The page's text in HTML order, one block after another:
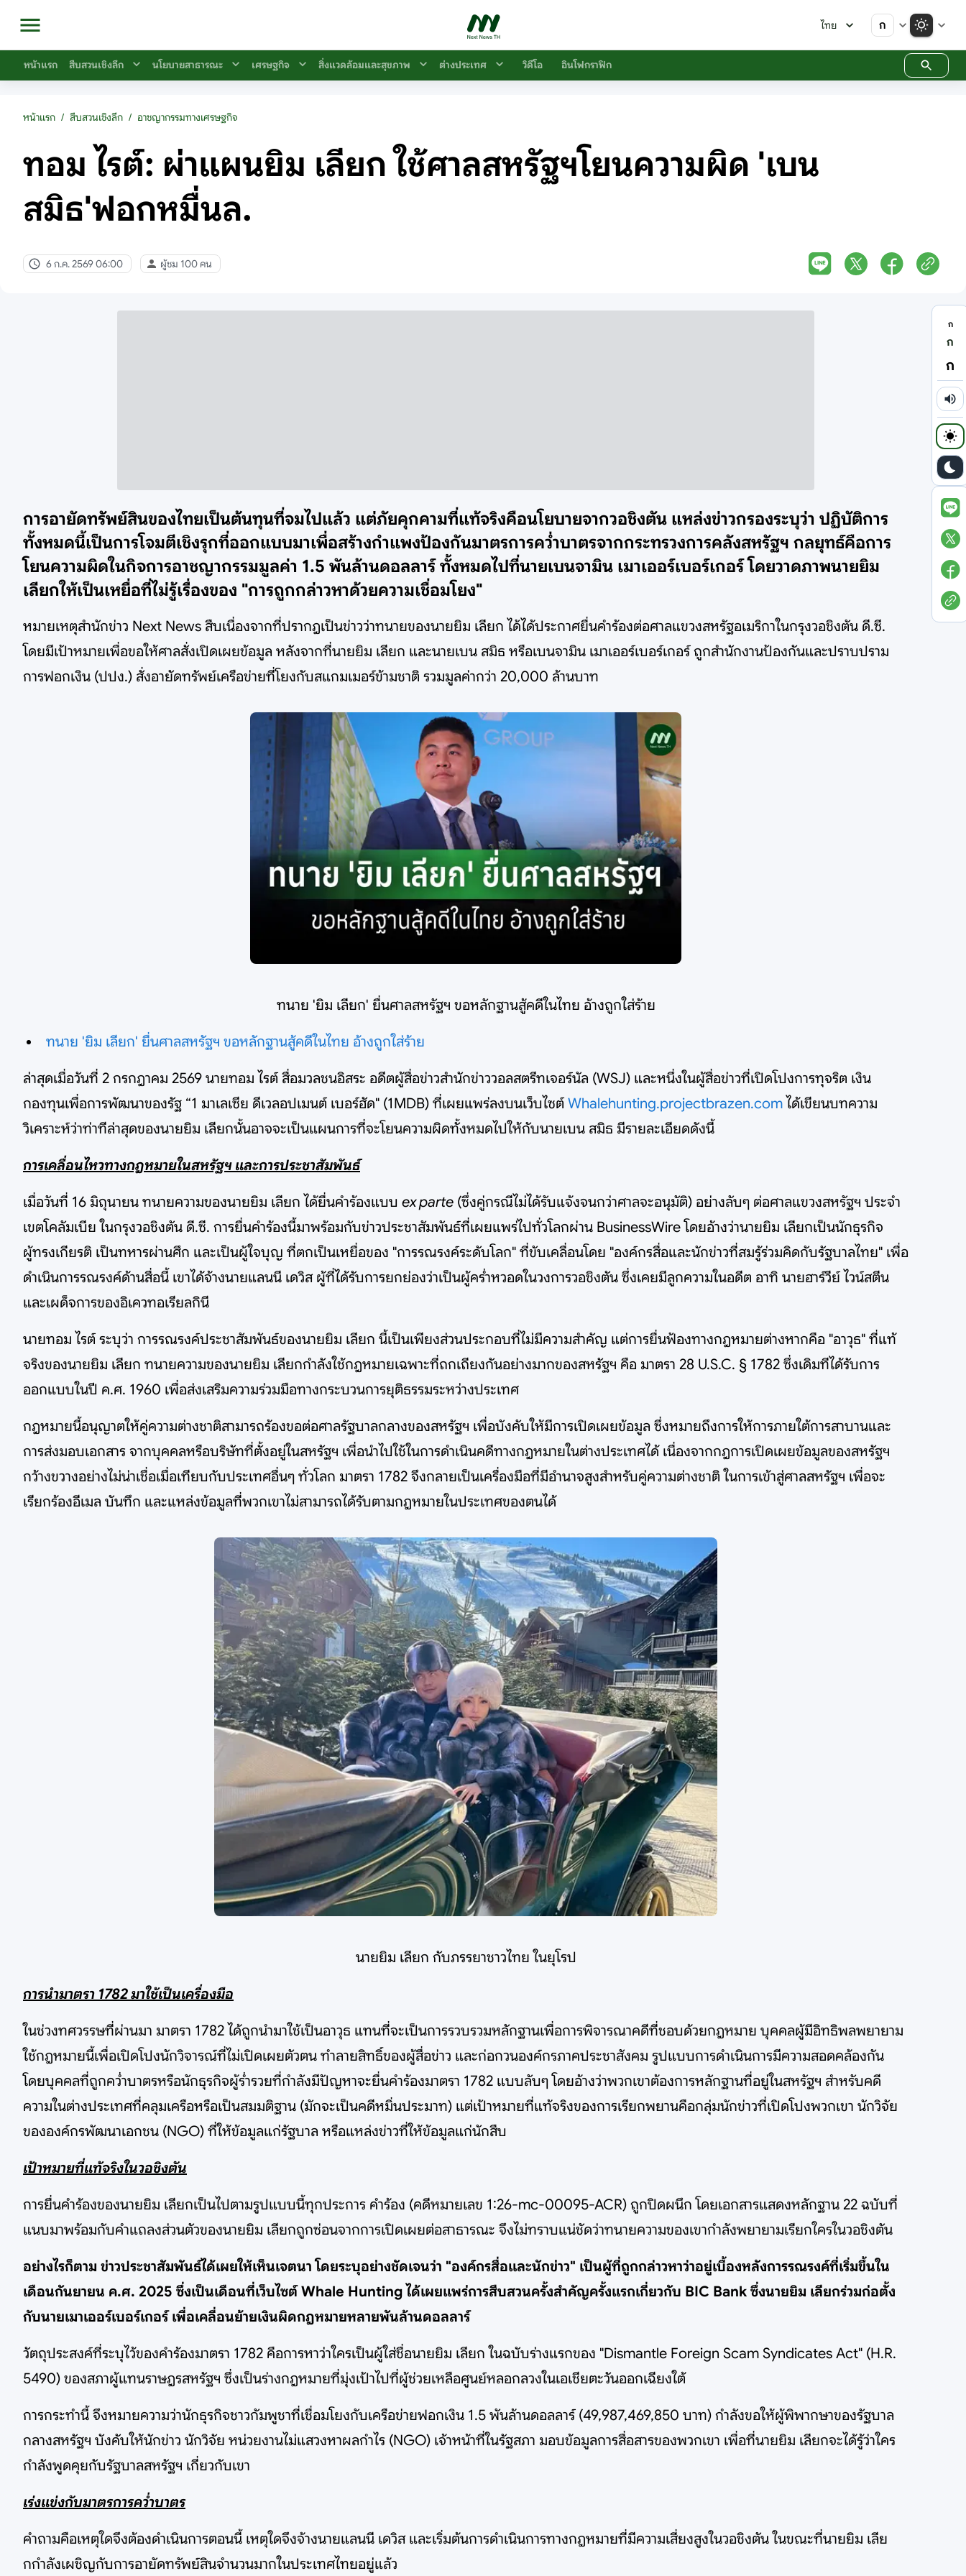
ไทย ก
หน้าแรก สืบสวนเชิงลึก นโยบายสาธารณะ เศรษฐกิจ สิ่งแวดล้อมและสุขภาพ ต่างประเทศ วิดีโอ อินโฟกราฟิก
หน้าแรก / สืบสวนเชิงลึก / อาชญากรรมทางเศรษฐกิจ
ทอม ไรต์: ผ่าแผนยิม เลียก ใช้ศาลสหรัฐฯโยนความผิด 'เบน
สมิธ'ฟอกหมื่นล.
6 ก.ค. 2569 06:00 ผู้ชม 100 คน
การอายัดทรัพย์สินของไทยเป็นต้นทุนที่จมไปแล้ว แต่ภัยคุกคามที่แท้จริงคือนโยบายจากวอชิงตัน แหล่งข่าวกรองระบุว่า ปฏิบัติการ
ทั้งหมดนี้เป็นการโจมตีเชิงรุกที่ออกแบบมาเพื่อสร้างกำแพงป้องกันมาตรการคว่ำบาตรจากกระทรวงการคลังสหรัฐฯ กลยุทธ์คือการ
โยนความผิดในกิจการอาชญากรรมมูลค่า 1.5 พันล้านดอลลาร์ ทั้งหมดไปที่นายเบนจามิน เมาเออร์เบอร์เกอร์ โดยวาดภาพนายยิม
เลียกให้เป็นเหยื่อที่ไม่รู้เรื่องของ "การถูกกล่าวหาด้วยความเชื่อมโยง"
หมายเหตุสำนักข่าว Next News สืบเนื่องจากที่ปรากฎเป็นข่าวว่าทนายของนายยิม เลียก ได้ได้ประกาศยื่นคำร้องต่อศาลแขวงสหรัฐอเมริกาในกรุงวอชิงตัน ดี.ซี.
โดยมีเป้าหมายเพื่อขอให้ศาลสั่งเปิดเผยข้อมูล หลังจากที่นายยิม เลียก และนายเบน สมิธ หรือเบนจามิน เมาเออร์เบอร์เกอร์ ถูกสำนักงานป้องกันและปราบปราม
การฟอกเงิน (ปปง.) สั่งอายัดทรัพย์เครือข่ายที่โยงกับสแกมเมอร์ข้ามชาติ รวมมูลค่ากว่า 20,000 ล้านบาท
ทนาย 'ยิม เลียก' ยื่นศาลสหรัฐฯ ขอหลักฐานสู้คดีในไทย อ้างถูกใส่ร้าย
ทนาย 'ยิม เลียก' ยื่นศาลสหรัฐฯ ขอหลักฐานสู้คดีในไทย อ้างถูกใส่ร้าย
ล่าสุดเมื่อวันที่ 2 กรกฎาคม 2569 นายทอม ไรต์ สื่อมวลชนอิสระ อดีตผู้สื่อข่าวสำนักข่าววอลสตรีทเจอร์นัล (WSJ) และหนึ่งในผู้สื่อข่าวที่เปิดโปงการทุจริต เงิน
กองทุนเพื่อการพัฒนาของรัฐ “1 มาเลเซีย ดีเวลอปเมนต์ เบอร์ฮัด" (1MDB) ที่เผยแพร่ลงบนเว็บไซต์ Whalehunting.projectbrazen.com ได้เขียนบทความ
วิเคราะห์ว่าท่าทีล่าสุดของนายยิม เลียกนั้นอาจจะเป็นแผนการที่จะโยนความผิดทั้งหมดไปให้กับนายเบน สมิธ มีรายละเอียดดังนี้
การเคลื่อนไหวทางกฎหมายในสหรัฐฯ และการประชาสัมพันธ์
เมื่อวันที่ 16 มิถุนายน ทนายความของนายยิม เลียก ได้ยื่นคำร้องแบบ ex parte (ซึ่งคู่กรณีไม่ได้รับแจ้งจนกว่าศาลจะอนุมัติ) อย่างลับๆ ต่อศาลแขวงสหรัฐฯ ประจำ
เขตโคลัมเบีย ในกรุงวอชิงตัน ดี.ซี. การยื่นคำร้องนี้มาพร้อมกับข่าวประชาสัมพันธ์ที่เผยแพร่ไปทั่วโลกผ่าน BusinessWire โดยอ้างว่านายยิม เลียกเป็นนักธุรกิจ
ผู้ทรงเกียรติ เป็นทหารผ่านศึก และเป็นผู้ใจบุญ ที่ตกเป็นเหยื่อของ "การรณรงค์ระดับโลก" ที่ขับเคลื่อนโดย "องค์กรสื่อและนักข่าวที่สมรู้ร่วมคิดกับรัฐบาลไทย" เพื่อ
ดำเนินการรณรงค์ด้านสื่อนี้ เขาได้จ้างนายแลนนี เดวิส ผู้ที่ได้รับการยกย่องว่าเป็นผู้คร่ำหวอดในวงการวอชิงตัน ซึ่งเคยมีลูกความในอดีต อาทิ นายฮาร์วีย์ ไวน์สตีน
และเผด็จการของอิเควทอเรียลกินี
นายทอม ไรต์ ระบุว่า การรณรงค์ประชาสัมพันธ์ของนายยิม เลียก นี้เป็นเพียงส่วนประกอบที่ไม่มีความสำคัญ แต่การยื่นฟ้องทางกฎหมายต่างหากคือ "อาวุธ" ที่แท้
จริงของนายยิม เลียก ทนายความของนายยิม เลียกกำลังใช้กฎหมายเฉพาะที่ถกเถียงกันอย่างมากของสหรัฐฯ คือ มาตรา 28 U.S.C. § 1782 ซึ่งเดิมทีได้รับการ
ออกแบบในปี ค.ศ. 1960 เพื่อส่งเสริมความร่วมมือทางกระบวนการยุติธรรมระหว่างประเทศ
กฎหมายนี้อนุญาตให้คู่ความต่างชาติสามารถร้องขอต่อศาลรัฐบาลกลางของสหรัฐฯ เพื่อบังคับให้มีการเปิดเผยข้อมูล ซึ่งหมายถึงการให้การภายใต้การสาบานและ
การส่งมอบเอกสาร จากบุคคลหรือบริษัทที่ตั้งอยู่ในสหรัฐฯ เพื่อนำไปใช้ในการดำเนินคดีทางกฎหมายในต่างประเทศได้ เนื่องจากกฎการเปิดเผยข้อมูลของสหรัฐฯ
กว้างขวางอย่างไม่น่าเชื่อเมื่อเทียบกับประเทศอื่นๆ ทั่วโลก มาตรา 1782 จึงกลายเป็นเครื่องมือที่มีอำนาจสูงสำหรับคู่ความต่างชาติ ในการเข้าสู่ศาลสหรัฐฯ เพื่อจะ
เรียกร้องอีเมล บันทึก และแหล่งข้อมูลที่พวกเขาไม่สามารถได้รับตามกฎหมายในประเทศของตนได้
นายยิม เลียก กับภรรยาชาวไทย ในยุโรป
การนำมาตรา 1782 มาใช้เป็นเครื่องมือ
ในช่วงทศวรรษที่ผ่านมา มาตรา 1782 ได้ถูกนำมาใช้เป็นอาวุธ แทนที่จะเป็นการรวบรวมหลักฐานเพื่อการพิจารณาคดีที่ชอบด้วยกฎหมาย บุคคลผู้มีอิทธิพลพยายาม
ใช้กฎหมายนี้เพื่อเปิดโปงนักวิจารณ์ที่ไม่เปิดเผยตัวตน ทำลายสิทธิ์ของผู้สื่อข่าว และก่อกวนองค์กรภาคประชาสังคม รูปแบบการดำเนินการมีความสอดคล้องกัน
โดยบุคคลที่ถูกคว่ำบาตรหรือนักธุรกิจผู้ร่ำรวยที่กำลังมีปัญหาจะยื่นคำร้องมาตรา 1782 แบบลับๆ โดยอ้างว่าพวกเขาต้องการหลักฐานที่อยู่ในสหรัฐฯ สำหรับคดี
ความในต่างประเทศที่คลุมเครือหรือเป็นสมมติฐาน (มักจะเป็นคดีหมิ่นประมาท) แต่เป้าหมายที่แท้จริงของการเรียกพยานคือกลุ่มนักข่าวที่เปิดโปงพวกเขา นักวิจัย
ขององค์กรพัฒนาเอกชน (NGO) ที่ให้ข้อมูลแก่รัฐบาล หรือแหล่งข่าวที่ให้ข้อมูลแก่นักสืบ
เป้าหมายที่แท้จริงในวอชิงตัน
การยื่นคำร้องของนายยิม เลียกเป็นไปตามรูปแบบนี้ทุกประการ คำร้อง (คดีหมายเลข 1:26-mc-00095-ACR) ถูกปิดผนึก โดยเอกสารแสดงหลักฐาน 22 ฉบับที่
แนบมาพร้อมกับคำแถลงส่วนตัวของนายยิม เลียกถูกซ่อนจากการเปิดเผยต่อสาธารณะ จึงไม่ทราบแน่ชัดว่าทนายความของเขากำลังพยายามเรียกใครในวอชิงตัน
อย่างไรก็ตาม ข่าวประชาสัมพันธ์ได้เผยให้เห็นเจตนา โดยระบุอย่างชัดเจนว่า "องค์กรสื่อและนักข่าว" เป็นผู้ที่ถูกกล่าวหาว่าอยู่เบื้องหลังการรณรงค์ที่เริ่มขึ้นใน
เดือนกันยายน ค.ศ. 2025 ซึ่งเป็นเดือนที่เว็บไซต์ Whale Hunting ได้เผยแพร่การสืบสวนครั้งสำคัญครั้งแรกเกี่ยวกับ BIC Bank ซึ่งนายยิม เลียกร่วมก่อตั้ง
กับนายเมาเออร์เบอร์เกอร์ เพื่อเคลื่อนย้ายเงินผิดกฎหมายหลายพันล้านดอลลาร์
วัตถุประสงค์ที่ระบุไว้ของคำร้องมาตรา 1782 คือการหาว่าใครเป็นผู้ใส่ชื่อนายยิม เลียก ในฉบับร่างแรกของ "Dismantle Foreign Scam Syndicates Act" (H.R.
5490) ของสภาผู้แทนราษฎรสหรัฐฯ ซึ่งเป็นร่างกฎหมายที่มุ่งเป้าไปที่ผู้ช่วยเหลือศูนย์หลอกลวงในเอเชียตะวันออกเฉียงใต้
การกระทำนี้ จึงหมายความว่านักธุรกิจชาวกัมพูชาที่เชื่อมโยงกับเครือข่ายฟอกเงิน 1.5 พันล้านดอลลาร์ (49,987,469,850 บาท) กำลังขอให้ผู้พิพากษาของรัฐบาล
กลางสหรัฐฯ บังคับให้นักข่าว นักวิจัย หน่วยงานไม่แสวงหาผลกำไร (NGO) เจ้าหน้าที่ในรัฐสภา มอบข้อมูลการสื่อสารของพวกเขา เพื่อที่นายยิม เลียกจะได้รู้ว่าใคร
กำลังพูดคุยกับรัฐบาลสหรัฐฯ เกี่ยวกับเขา
เร่งแข่งกับมาตรการคว่ำบาตร
คำถามคือเหตุใดจึงต้องดำเนินการตอนนี้ เหตุใดจึงจ้างนายแลนนี เดวิส และเริ่มต้นการดำเนินการทางกฎหมายที่มีความเสี่ยงสูงในวอชิงตัน ในขณะที่นายยิม เลีย
กกำลังเผชิญกับการอายัดทรัพย์สินจำนวนมากในประเทศไทยอยู่แล้ว
ก
ก
ก